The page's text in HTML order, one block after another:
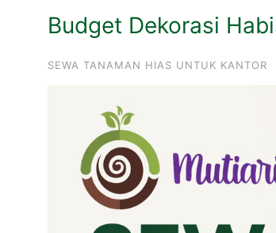
Budget Dekorasi
SEWA TANAMAN HIAS UNTUK KANTOR